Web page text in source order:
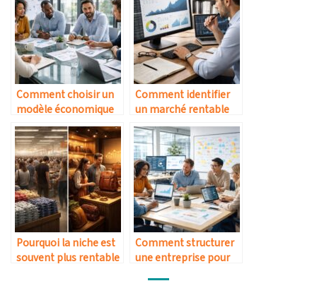
Comment choisir un
modèle économique
adapté à son marché
Comment identifier
un marché rentable
avant de se lancer
Pourquoi la niche est
souvent plus rentable
Comment structurer
une entreprise pour